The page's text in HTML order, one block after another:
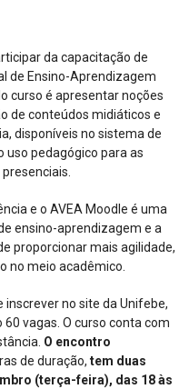
da capacitação de
de Ensino-Aprendizagem
curso é apresentar noções
de conteúdos midiáticos e
disponíveis no sistema de
uso pedagógico para as
e o AVEA Moodle é uma
ensino-aprendizagem e a
proporcionar mais agilidade,
no meio acadêmico.
no site da Unifebe,
vagas. O curso conta com
O encontro
de duração, tem duas
(terça-feira), das 18 às